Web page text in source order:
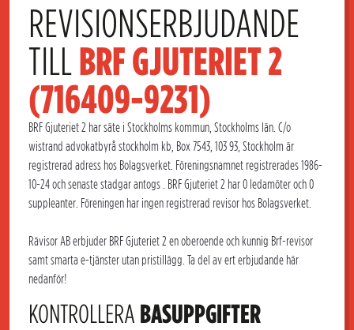
REVISIONSERBJUDANDE
TILL BRF GJUTERIET 2
(716409-9231)
BRF Gjuteriet 2 har säte i Stockholms kommun, Stockholms län. C/o
wistrand advokatbyrå stockholm kb, Box 7543, 103 93, Stockholm är
registrerad adress hos Bolagsverket. Föreningsnamnet registrerades 1986-
10-24 och senaste stadgar antogs . BRF Gjuteriet 2 har 0 ledamöter och 0
suppleanter. Föreningen har ingen registrerad revisor hos Bolagsverket.
Rävisor AB erbjuder BRF Gjuteriet 2 en oberoende och kunnig Brf-revisor
samt smarta e-tjänster utan pristillägg. Ta del av ert erbjudande här
nedanför!
KONTROLLERA BASUPPGIFTER